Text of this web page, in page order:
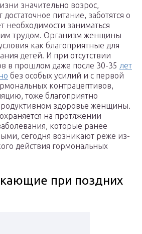
значительно возрос,
питание, заботятся о
необходимости заниматься
трудом. Организм женщины
как благоприятные для
детей. И при отсутствии
в прошлом даже после 30-35 лет
без особых усилий и с первой
контрацептивов,
тоже благоприятно
здоровье женщины.
на протяжении
которые ранее
сегодня возникают реже из-
действия гормональных
при поздних